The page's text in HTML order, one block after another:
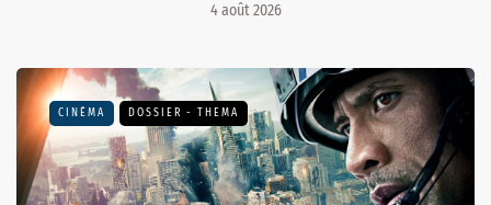
4 août 2026
CINÉMA DOSSIER - THEMA